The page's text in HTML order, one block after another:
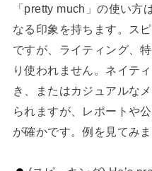
「pretty much」の使い方
なる印象を持ちます。ス
ですが、ライティング、
り使われません。ネイテ
き、またはカジュアルな
られますが、レポートや
が確かです。例を見てみま